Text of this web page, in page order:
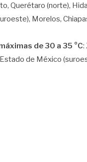
Querétaro (norte),
Morelos,
de 30 a 35 °C:
de México